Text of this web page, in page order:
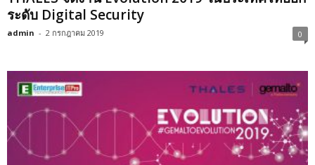
ระดับ Digital Security
admin - 2 กรกฎาคม 2019 0